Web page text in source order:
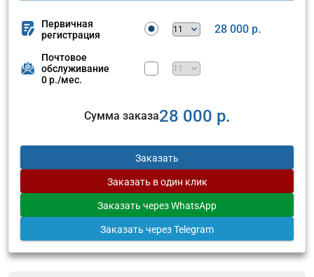
Первичная
регистрация
28 000 р.
Почтовое
обслуживание
0 р./мес.
Сумма заказа28 000 р.
Заказать
Заказать в один клик
Заказать через WhatsApp
Заказать через Telegram